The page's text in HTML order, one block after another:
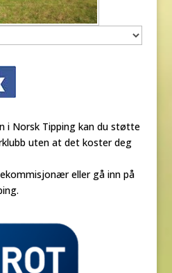
i Norsk Tipping kan du støtte
uten at det koster deg
eller gå inn på